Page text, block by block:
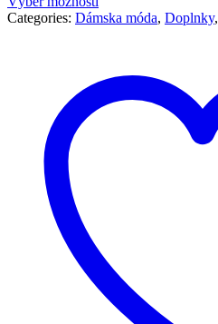
Categories: Dámska móda, Doplnky,